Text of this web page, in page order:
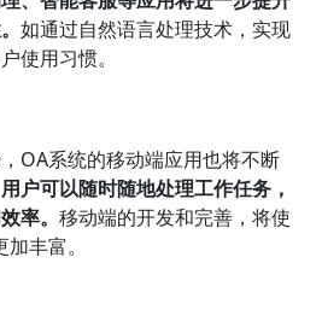
如通过自然语言处理技术，实现
使用习惯。
OA系统的移动端应用也将不断
户可以随时随地处理工作任务，
率。移动端的开发和完善，将使
丰富。